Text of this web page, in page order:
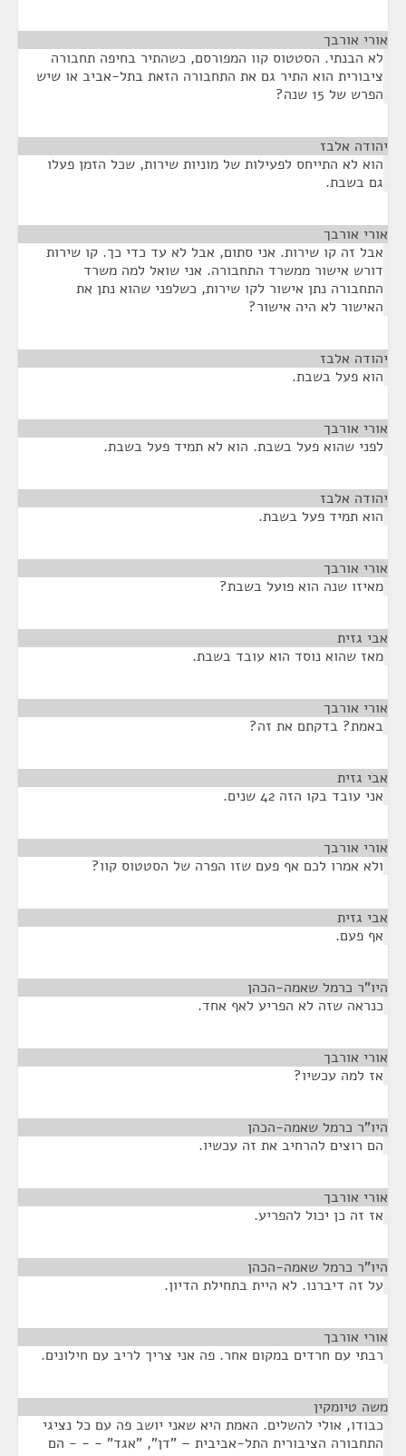
אורי אורבך
לא הבנתי. הסטטוס קוו המפורסם, כשהתיר בחיפה תחבורה
ציבורית הוא התיר גם את התחבורה הזאת בתל-אביב או שיש
הפרש של 15 שנה?
יהודה אלבז
הוא לא התייחס לפעילות של מוניות שירות, שכל הזמן פעלו
גם בשבת.
אורי אורבך
אבל זה קו שירות. אני סתום, אבל לא עד כדי כך. קו שירות
דורש אישור ממשרד התחבורה. אני שואל למה משרד
התחבורה נתן אישור לקו שירות, כשלפני שהוא נתן את
האישור לא היה אישור?
יהודה אלבז
הוא פעל בשבת.
אורי אורבך
לפני שהוא פעל בשבת. הוא לא תמיד פעל בשבת.
יהודה אלבז
הוא תמיד פעל בשבת.
אורי אורבך
מאיזו שנה הוא פועל בשבת?
אבי גזית
מאז שהוא נוסד הוא עובד בשבת.
אורי אורבך
באמת? בדקתם את זה?
אבי גזית
אני עובד בקו הזה 42 שנים.
אורי אורבך
ולא אמרו לכם אף פעם שזו הפרה של הסטטוס קוו?
אבי גזית
אף פעם.
היו"ר כרמל שאמה-הכהן
כנראה שזה לא הפריע לאף אחד.
אורי אורבך
אז למה עכשיו?
היו"ר כרמל שאמה-הכהן
הם רוצים להרחיב את זה עכשיו.
אורי אורבך
אז זה כן יכול להפריע.
היו"ר כרמל שאמה-הכהן
על זה דיברנו. לא היית בתחילת הדיון.
אורי אורבך
רבתי עם חרדים במקום אחר. פה אני צריך לריב עם חילונים.
משה טיומקין
כבודו, אולי להשלים. האמת היא שאני יושב פה עם כל נציגי
התחבורה הציבורית התל-אביבית – "דן", "אגד" - - - הם